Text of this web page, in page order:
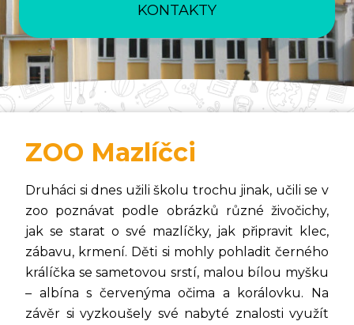
KONTAKTY
ZOO Mazlíčci
Druháci si dnes užili školu trochu jinak, učili se v
zoo poznávat podle obrázků různé živočichy,
jak se starat o své mazlíčky, jak připravit klec,
zábavu, krmení. Děti si mohly pohladit černého
králíčka se sametovou srstí, malou bílou myšku
– albína s červenýma očima a korálovku. Na
závěr si vyzkoušely své nabyté znalosti využít